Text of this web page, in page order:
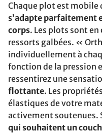
Chaque plot est mobile
s’adapte parfaitement
corps. Les plots sont
ressorts galbées. «
individuellement à
fonction de la pression
ressentirez une
flottante. Les
élastiques de votre
activement soutenues.
qui souhaitent un